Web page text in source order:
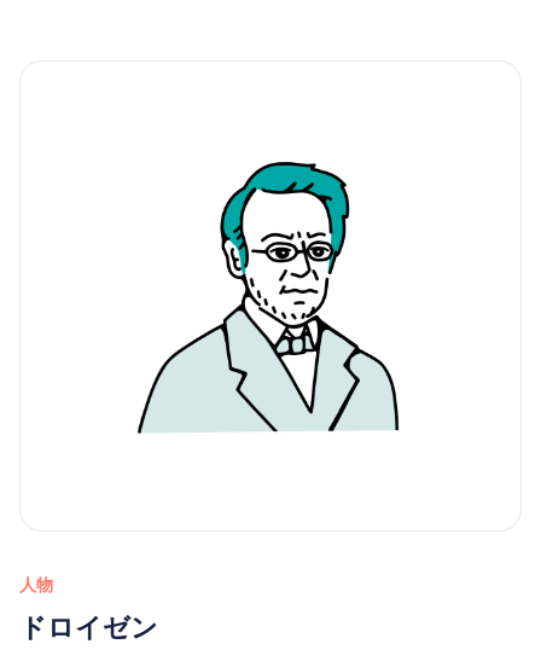
人物
ドロイゼン